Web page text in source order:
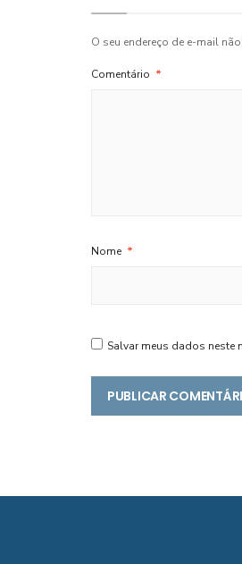
O seu endereço de e-mail
Comentário *
Nome *
Salvar meus dados neste